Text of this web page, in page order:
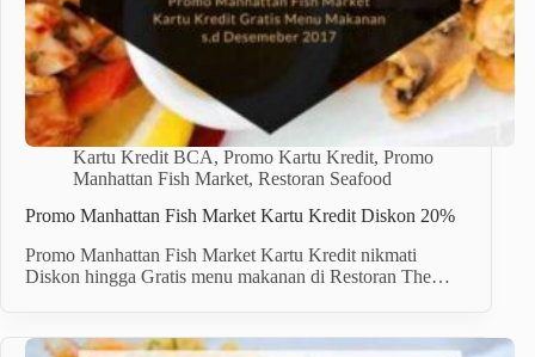
Kartu Kredit BCA, Promo Kartu Kredit, Promo
Manhattan Fish Market, Restoran Seafood
Promo Manhattan Fish Market Kartu Kredit Diskon 20%
Promo Manhattan Fish Market Kartu Kredit nikmati
Diskon hingga Gratis menu makanan di Restoran The…